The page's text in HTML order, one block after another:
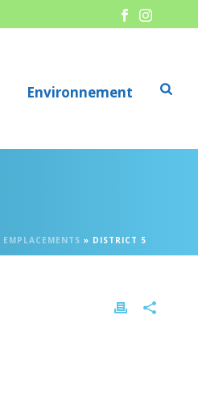
Environnement
EMPLACEMENTS » DISTRICT 5